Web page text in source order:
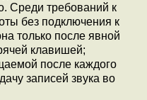
Среди требований к
без подключения к
только после явной
клавишей;
после каждого
записей звука во